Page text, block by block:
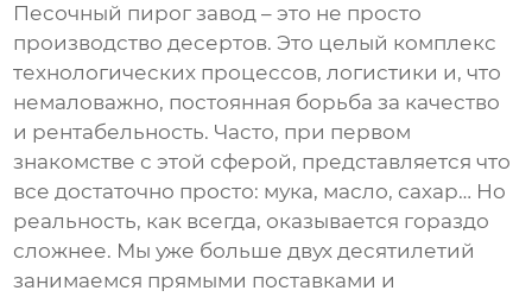
Песочный пирог завод – это не просто
производство десертов. Это целый комплекс
технологических процессов, логистики и, что
немаловажно, постоянная борьба за качество
и рентабельность. Часто, при первом
знакомстве с этой сферой, представляется что
все достаточно просто: мука, масло, сахар… Но
реальность, как всегда, оказывается гораздо
сложнее. Мы уже больше двух десятилетий
занимаемся прямыми поставками и